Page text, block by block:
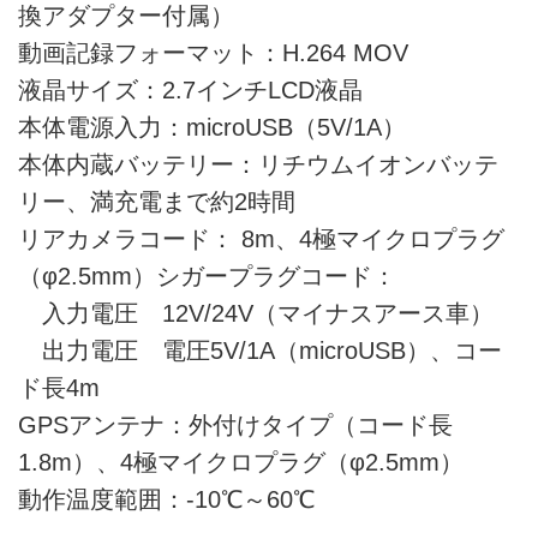
換アダプター付属）
動画記録フォーマット：H.264 MOV
液晶サイズ：2.7インチLCD液晶
本体電源入力：microUSB（5V/1A）
本体内蔵バッテリー：リチウムイオンバッテ
リー、満充電まで約2時間
リアカメラコード： 8m、4極マイクロプラグ
（φ2.5mm）シガープラグコード：
入力電圧 12V/24V（マイナスアース車）
出力電圧 電圧5V/1A（microUSB）、コー
ド長4m
GPSアンテナ：外付けタイプ（コード長
1.8m）、4極マイクロプラグ（φ2.5mm）
動作温度範囲：-10℃～60℃